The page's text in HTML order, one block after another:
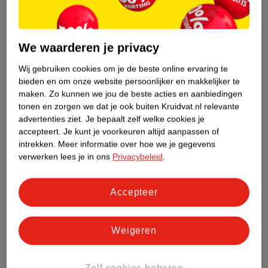
E.l.f. Tan Neutral
Hydrating Camo
Concealer Satin Finish
6ml
9.00
E.l.f. Sheer For It Left
On Red Blush Tint
6,8ml
7.
00
4044
We waarderen je privacy
Wij gebruiken cookies om je de beste online ervaring te
bieden en om onze website persoonlijker en makkelijker te
maken. Zo kunnen we jou de beste acties en aanbiedingen
tonen en zorgen we dat je ook buiten Kruidvat.nl relevante
advertenties ziet. Je bepaalt zelf welke cookies je
accepteert. Je kunt je voorkeuren altijd aanpassen of
intrekken. Meer informatie over hoe we je gegevens
verwerken lees je in ons Privacybeleid.
Weigeren
Accepteer